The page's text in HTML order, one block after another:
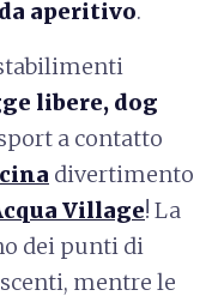
aperitivo.
libere, dog
a contatto
divertimento
Village! La
dei punti di
mentre le